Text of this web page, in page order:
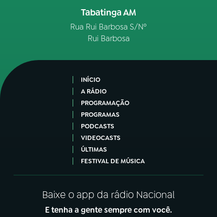
Tabatinga AM
Rua Rui Barbosa S/Nº
Rui Barbosa
INÍCIO
A RÁDIO
PROGRAMAÇÃO
PROGRAMAS
PODCASTS
VIDEOCASTS
ÚLTIMAS
FESTIVAL DE MÚSICA
Baixe o app da rádio Nacional
E tenha a gente sempre com você.